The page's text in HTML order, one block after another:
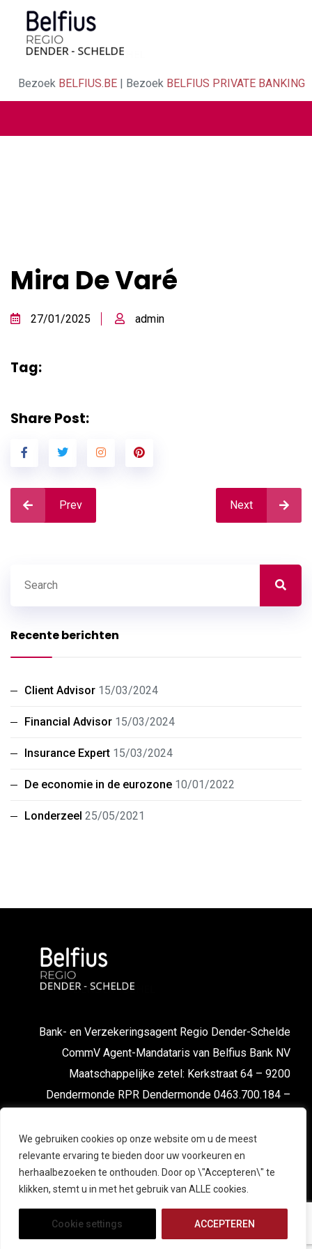
We gebruiken cookies op onze website om u de meest
relevante ervaring te bieden door uw voorkeuren en
herhaalbezoeken te onthouden. Door op \"Accepteren\" te
klikken, stemt u in met het gebruik van ALLE cookies.
Cookie settings ACCEPTEREN
Bezoek BELFIUS.BE | Bezoek BELFIUS PRIVATE BANKING
Mira De Varé
27/01/2025 admin
Tag:
Share Post:
Prev Next
Recente berichten
Client Advisor 15/03/2024
Financial Advisor 15/03/2024
Insurance Expert 15/03/2024
De economie in de eurozone 10/01/2022
Londerzeel 25/05/2021
Bank- en Verzekeringsagent Regio Dender-Schelde
CommV Agent-Mandataris van Belfius Bank NV
Maatschappelijke zetel: Kerkstraat 64 – 9200
Dendermonde RPR Dendermonde 0463.700.184 –
© 2025 Belfius Regio Dender-Schelde. All Right Reserved |
Powered byEXPERTMEDIA